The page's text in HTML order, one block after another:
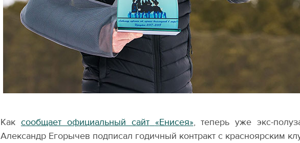
Как сообщает официальный сайт «Енисея», теперь уже экс-
Александр Егорычев подписал годичный контракт с красноярским